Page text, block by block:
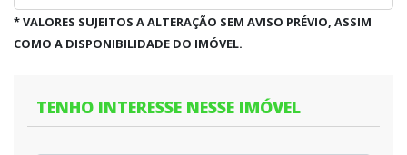
* VALORES SUJEITOS A ALTERAÇÃO SEM AVISO PRÉVIO, ASSIM
COMO A DISPONIBILIDADE DO IMÓVEL.
TENHO INTERESSE NESSE IMÓVEL